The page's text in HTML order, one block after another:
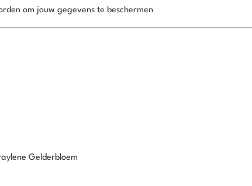
om jouw gegevens te beschermen
Gelderbloem